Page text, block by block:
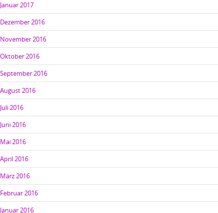
Januar 2017
Dezember 2016
November 2016
Oktober 2016
September 2016
August 2016
Juli 2016
Juni 2016
Mai 2016
April 2016
März 2016
Februar 2016
Januar 2016